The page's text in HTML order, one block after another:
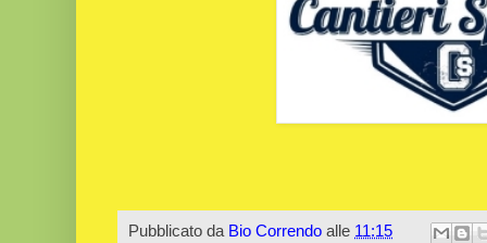
Pubblicato da Bio Correndo alle 11:15